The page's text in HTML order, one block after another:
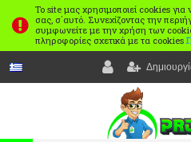
Το site μας χρησιμοποιεί cookies για
σας, σ΄αυτό. Συνεχίζοντας την
συμφωνείτε με την χρήση των
πληροφορίες σχετικά με τα cookies